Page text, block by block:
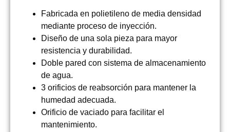
Fabricada en polietileno de media densidad
mediante proceso de inyección.
Diseño de una sola pieza para mayor
resistencia y durabilidad.
Doble pared con sistema de almacenamiento
de agua.
3 orificios de reabsorción para mantener la
humedad adecuada.
Orificio de vaciado para facilitar el
mantenimiento.